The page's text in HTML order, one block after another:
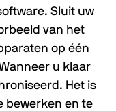
Sluit uw
van het
op één
u klaar
Het is
bewerken en te